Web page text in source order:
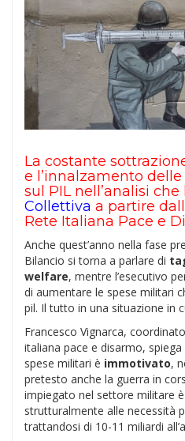
La costante
e l’innalzamento
sul PIL nell’analisi che
Collettiva a partire
Rete Italiana Pace e
Anche quest’anno nella fase
Bilancio si torna a parlare di
welfare, mentre l’esecutivo
di aumentare le spese militari
pil. Il tutto in una situazione in
Francesco Vignarca,
italiana pace e disarmo, spiega
spese militari è immotivato,
pretesto anche la guerra in
impiegato nel settore militare
strutturalmente alle necessità
trattandosi di 10-11 miliardi